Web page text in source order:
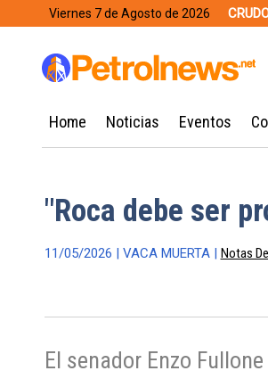
Viernes 7 de Agosto de 2026
Home Noticias Eventos
"Roca debe ser
11/05/2026 | VACA MUERTA | Notas
El senador Enzo